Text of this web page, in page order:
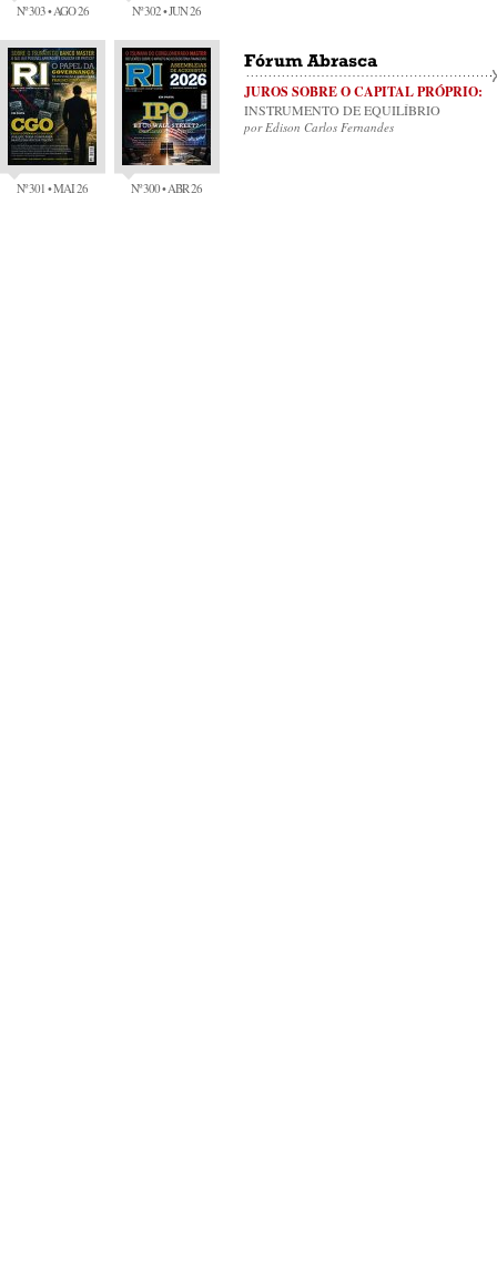
Nº 303 • AGO 26 Nº 302 • JUN 26
Nº 301 • MAI 26 Nº 300 • ABR 26
Fórum Abrasca
JUROS SOBRE O CAPITAL PRÓPRIO:
INSTRUMENTO DE EQUILÍBRIO
por Edison Carlos Fernandes